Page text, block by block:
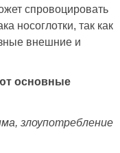
спровоцировать
носоглотки, так как
внешние и
основные
злоупотребление